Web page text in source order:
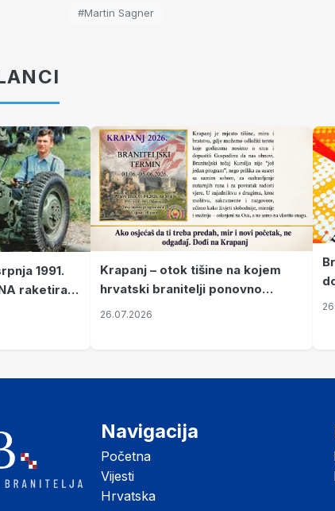
#Martin Sagner
1991.
raketirali
"Nikola
Krapanj – otok tišine na kojem
hrvatski branitelji ponovno
pronalaze mir
26.07.2026
Navigacija
Početna
Vijesti
Hrvatska